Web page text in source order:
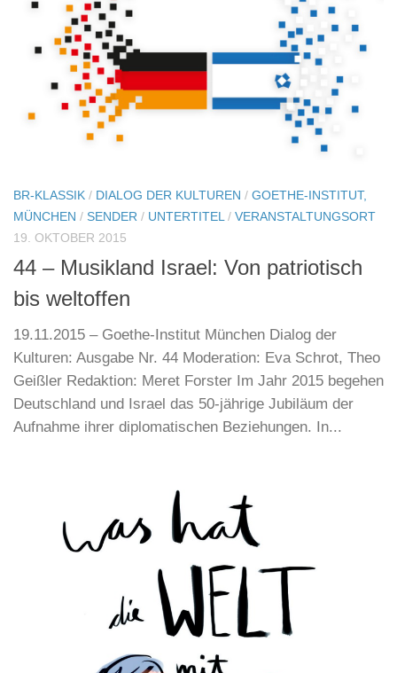
BR-KLASSIK / DIALOG DER KULTUREN / GOETHE-INSTITUT,
MÜNCHEN / SENDER / UNTERTITEL/ VERANSTALTUNGSORT
19. OKTOBER 2015
44 – Musikland Israel: Von patriotisch
bis weltoffen
19.11.2015 – Goethe-Institut München Dialog der
Kulturen: Ausgabe Nr. 44 Moderation: Eva Schrot, Theo
Geißler Redaktion: Meret Forster Im Jahr 2015 begehen
Deutschland und Israel das 50-jährige Jubiläum der
Aufnahme ihrer diplomatischen Beziehungen. In...